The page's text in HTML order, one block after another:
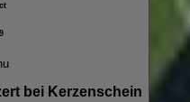
bei Kerzenschein